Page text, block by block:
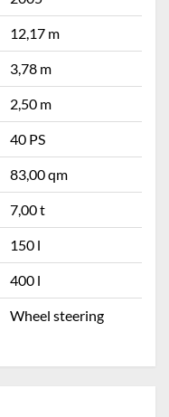
12,17 m
3,78 m
2,50 m
40 PS
83,00 qm
7,00 t
150 l
400 l
Wheel steering